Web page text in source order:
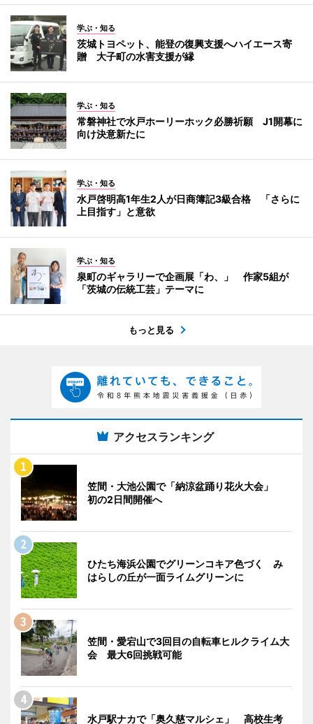
学ぶ・知る
茨城トヨペット、能登の復興支援へハイエース寄
贈 大子町の水害支援が縁
学ぶ・知る
常磐神社で水戸ホーリーホック必勝祈願 J1開幕に
向け決意新たに
学ぶ・知る
水戸啓明高1年生2人が日商簿記3級合格 「さらに
上目指す」と意欲
学ぶ・知る
泉町のギャラリーで企画展「わ、」 作家5組が
「茨城の伝統工芸」テーマに
もっと見る
アクセスランキング
笠間・大池公園で「納涼盆踊り花火大会」
初の2日間開催へ
ひたち海浜公園でグリーンコキア色づく み
はらしの丘が一面ライムグリーンに
笠間・愛宕山で3回目の自転車ヒルクライム大
会 最大6回挑戦可能
水戸駅ナカで「奥久慈マルシェ」 高校生考